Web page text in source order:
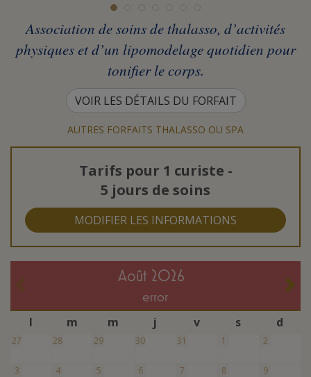
Association de soins de thalasso, d’activités
physiques et d’un lipomodelage quotidien pour
tonifier le corps.
VOIR LES DÉTAILS DU FORFAIT
AUTRES FORFAITS THALASSO OU SPA
Tarifs pour 1 curiste -
5 jours de soins
MODIFIER LES INFORMATIONS
août 2026
error
l m m j v s d
27 28 29 30 31 1 2
3 4 5 6 7 8 9